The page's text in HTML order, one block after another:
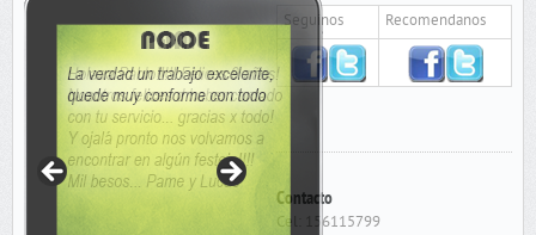
Seguinos Recomendanos
Contacto
Cel: 156115799